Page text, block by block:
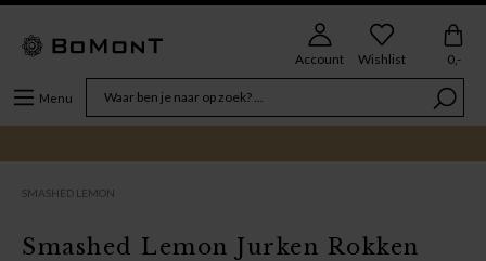
Menu
Account Wishlist 0,-
SMASHED LEMON
Smashed Lemon Jurken Rokken